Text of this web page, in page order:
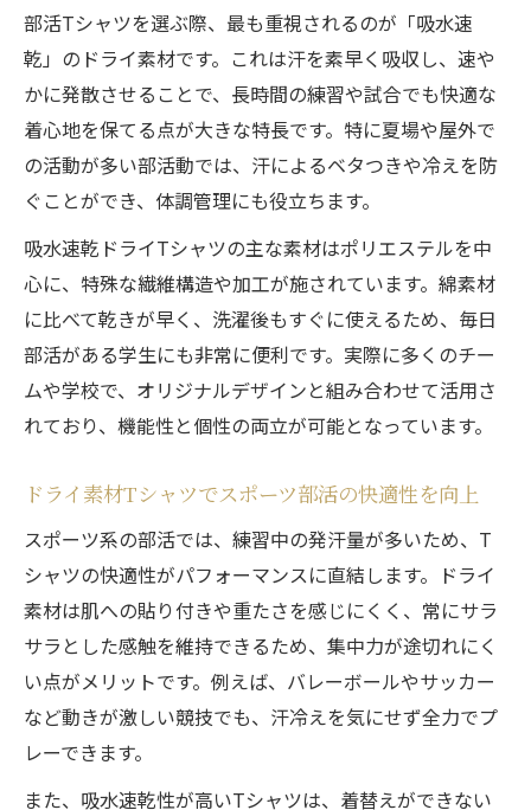
部活Tシャツを選ぶ際、最も重視されるのが「吸水速
乾」のドライ素材です。これは汗を素早く吸収し、速や
かに発散させることで、長時間の練習や試合でも快適な
着心地を保てる点が大きな特長です。特に夏場や屋外で
の活動が多い部活動では、汗によるベタつきや冷えを防
ぐことができ、体調管理にも役立ちます。
吸水速乾ドライTシャツの主な素材はポリエステルを中
心に、特殊な繊維構造や加工が施されています。綿素材
に比べて乾きが早く、洗濯後もすぐに使えるため、毎日
部活がある学生にも非常に便利です。実際に多くのチー
ムや学校で、オリジナルデザインと組み合わせて活用さ
れており、機能性と個性の両立が可能となっています。
ドライ素材Tシャツでスポーツ部活の快適性を向上
スポーツ系の部活では、練習中の発汗量が多いため、T
シャツの快適性がパフォーマンスに直結します。ドライ
素材は肌への貼り付きや重たさを感じにくく、常にサラ
サラとした感触を維持できるため、集中力が途切れにく
い点がメリットです。例えば、バレーボールやサッカー
など動きが激しい競技でも、汗冷えを気にせず全力でプ
レーできます。
また、吸水速乾性が高いTシャツは、着替えができない